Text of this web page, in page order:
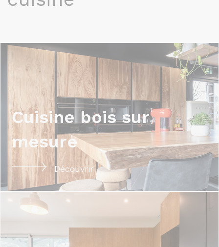
Cuisine bois sur
mesure
Découvrir